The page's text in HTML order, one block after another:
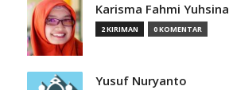
Karisma Fahmi Yuhsina
2 KIRIMAN 0 KOMENTAR
Yusuf Nuryanto